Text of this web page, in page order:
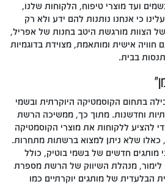
ועד מוצרי טיפוח, הלקוחות שלנו,
כי אנחנו נותנות להם ידע ולא רק
הצוות מורגשת היטב בחנות של אפריל,
אישית ומותאמת, מצוידת בדוגמיות
בבית.
בתחום הקוסמטיקה היוקרתית ובשמי
וחדשנות. מתוך כך, ממשיכה הרשת
להציע ללקוחות את מוצרי הקוסמטיקה
כאלו שלא ניתן למצוא ברשתות מתחרות.
מותגים חדשים של בשמי בוטיק, כולל
לימור, מנהלת השיווק של הרשת מספרת
הבלעדית של מותגים יוקרתיים כמו